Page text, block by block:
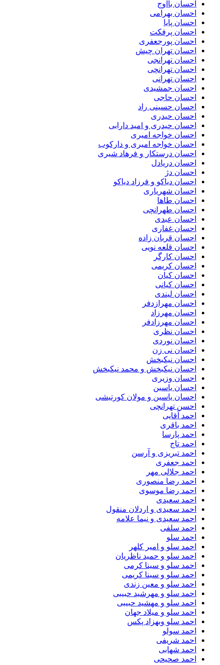
احسان بااوج
احسان بهرامی
احسان پایا
احسان پرفکت
احسان پورجعفری
احسان تهران چیش
احسان تهرانجی
احسان تهرانچی
احسان تهرانی
احسان جمشیدی
احسان حاجی
احسان حسینی راد
احسان حیدری
احسان حیدری و امید دارابی
احسان خواجه امیری
احسان خواجه امیری و دارکوب
احسان درستكار و فرهاد شيرى
احسان دریادل
احسان دژ
احسان دیاکو و فرزاد دیاکو
احسان شهریاری
احسان طاها
احسان طهرانچی
احسان عبدی
احسان غفاری
احسان قربان زاده
احسان قلعه نویی
احسان کارگر
احسان کریمی
احسان کیان
احسان کیانی
احسان لیندی
احسان مهرازدفر
احسان مهرزاد
احسان مهرزادفر
احسان نظری
احسان نوردی
احسان نی زن
احسان نیکبخش
احسان نیکبخش و محمد نیکبخش
احسان وزیری
احسان یاسین
احسان یاسین و مولان کورتیشی
احسن تهرانچی
احمد آقایی
احمد باقری
احمد پارسا
احمد تاج
احمد تبریزی و آرسن
احمد جعفری
احمد جلالی مهر
احمد رضا منصوری
احمد رضا موسوی
احمد سعیدی
احمد سعیدی و اردلان منقول
احمد سعیدی و نیما علامه
احمد سلفی
احمد سلو
احمد سلو و امیر کلهر
احمد سلو و حمید ناظریان
احمد سلو و سینا کرمی
احمد سلو و سینا کریمی
احمد سلو و معین زندی
احمد سلو و مهرشید حبیبی
احمد سلو و مهشید حبیبی
احمد سلو و میلاد جهان
احمد سلو وبهزاد پکس
احمد سولو
احمد شریفی
احمد شهابی
احمد صحیحی